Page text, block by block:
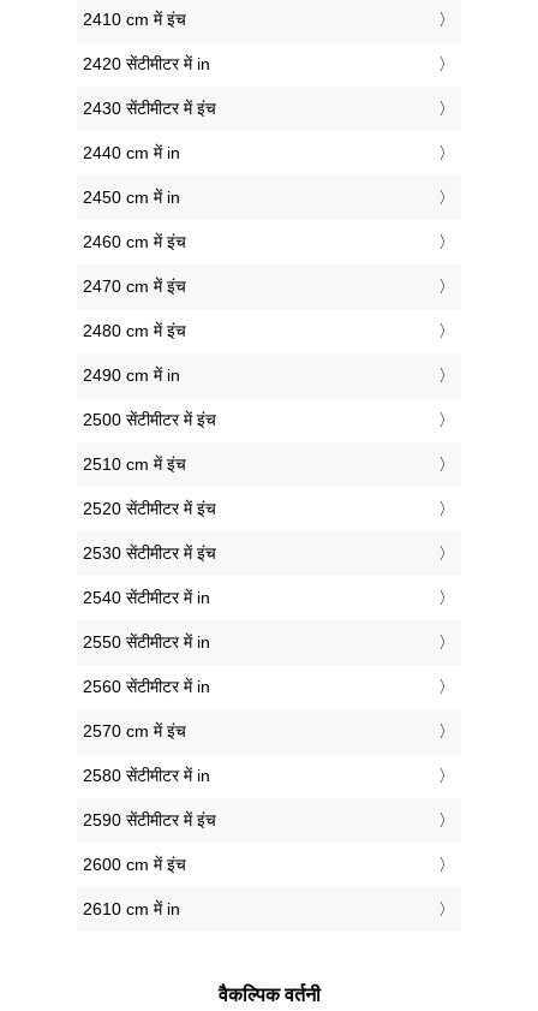
2410 cm में इंच
2420 सेंटीमीटर में in
2430 सेंटीमीटर में इंच
2440 cm में in
2450 cm में in
2460 cm में इंच
2470 cm में इंच
2480 cm में इंच
2490 cm में in
2500 सेंटीमीटर में इंच
2510 cm में इंच
2520 सेंटीमीटर में इंच
2530 सेंटीमीटर में इंच
2540 सेंटीमीटर में in
2550 सेंटीमीटर में in
2560 सेंटीमीटर में in
2570 cm में इंच
2580 सेंटीमीटर में in
2590 सेंटीमीटर में इंच
2600 cm में इंच
2610 cm में in
वैकल्पिक वर्तनी